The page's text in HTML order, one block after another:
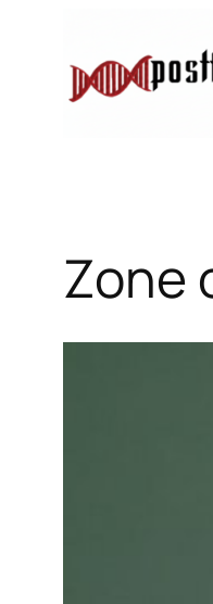
contenuto
Zone